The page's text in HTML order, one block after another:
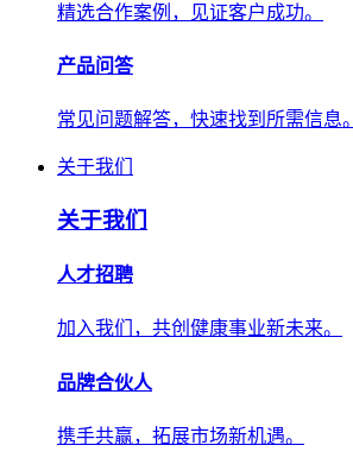
精选合作案例，见证客户成功。
产品问答
常见问题解答，快速找到所需信息。
关于我们
关于我们
人才招聘
加入我们，共创健康事业新未来。
品牌合伙人
携手共赢，拓展市场新机遇。